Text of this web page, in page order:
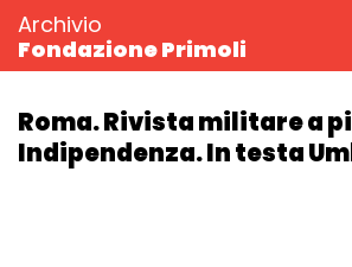
Archivio
Fondazione Primoli
Roma. Rivista militare a
Indipendenza. In testa